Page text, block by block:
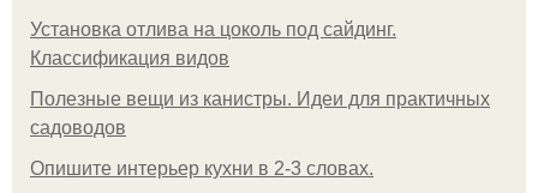
Установка отлива на цоколь под сайдинг.
Классификация видов
Полезные вещи из канистры. Идеи для практичных
садоводов
Опишите интерьер кухни в 2-3 словах.